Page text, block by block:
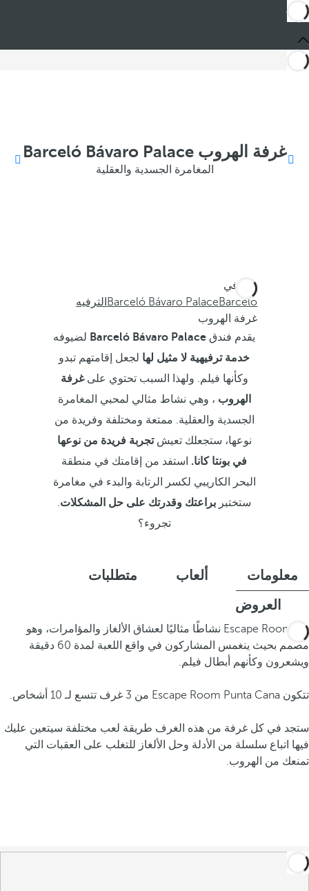
غرفة الهروب Barceló Bávaro Palace
المغامرة الجسدية والعقلية
أنت في
Barceló
Barceló Bávaro Palace الترفيه
غرفة الهروب
يقدم فندق Barceló Bávaro Palace لضيوفه
خدمة ترفيهية لا مثيل لها لجعل إقامتهم تبدو
وكأنها فيلم. ولهذا السبب تحتوي على غرفة
الهروب ، وهي نشاط مثالي لمحبي المغامرة
الجسدية والعقلية. ممتعة ومختلفة وفريدة من
نوعها، ستجعلك تعيشتجربة فريدة من نوعها
في بونتا كانا. استفد من إقامتك في منطقة
البحر الكاريبي لكسر الرتابة والبدء في مغامرة
ستختبر براعتك وقدرتك على حل المشكلات.
تجروء؟
معلومات ألعاب
متطلبات
العروض
يعد Escape Room نشاطًا مثاليًا لعشاق الألغاز والمؤامرات، وهو
مصمم بحيث ينغمس المشاركون في واقع اللعبة لمدة 60 دقيقة
ويشعرون وكأنهم أبطال فيلم.
تتكون Escape Room Punta Cana من 3 غرف تتسع لـ 10 أشخاص.
ستجد في كل غرفة من هذه الغرف طريقة لعب مختلفة سيتعين عليك
فيها اتباع سلسلة من الأدلة وحل الألغاز للتغلب على العقبات التي
تمنعك من الهروب.